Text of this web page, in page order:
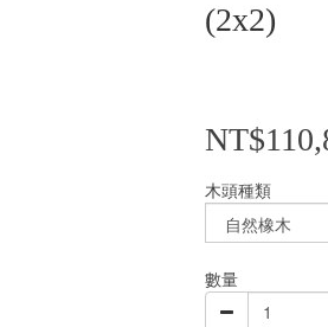
(2x2)
木頭種類
數量